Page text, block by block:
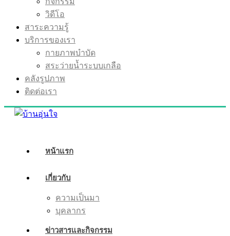
วิดีโอ
สาระความรู้
บริการของเรา
กายภาพบำบัด
สระว่ายน้ำระบบเกลือ
คลังรูปภาพ
ติดต่อเรา
หน้าแรก
เกี่ยวกับ
ความเป็นมา
บุคลากร
ข่าวสารและกิจกรรม